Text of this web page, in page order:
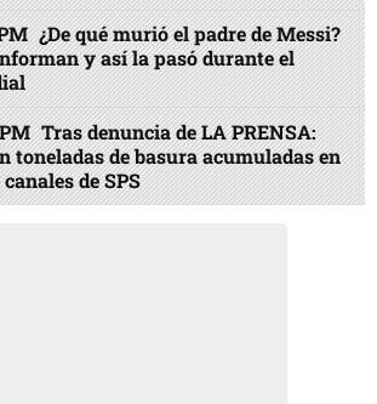
¿De qué murió el padre de Messi?
y así la pasó durante el
PM Tras denuncia de LA PRENSA:
toneladas de basura acumuladas en
de SPS